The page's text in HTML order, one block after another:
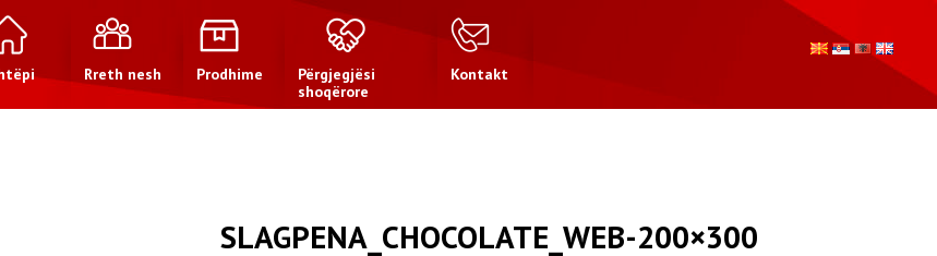
Rreth nesh Prodhime
Përgjegjësi
shoqërore
Kontakt
SLAGPENA_CHOCOLATE_WEB-200×300